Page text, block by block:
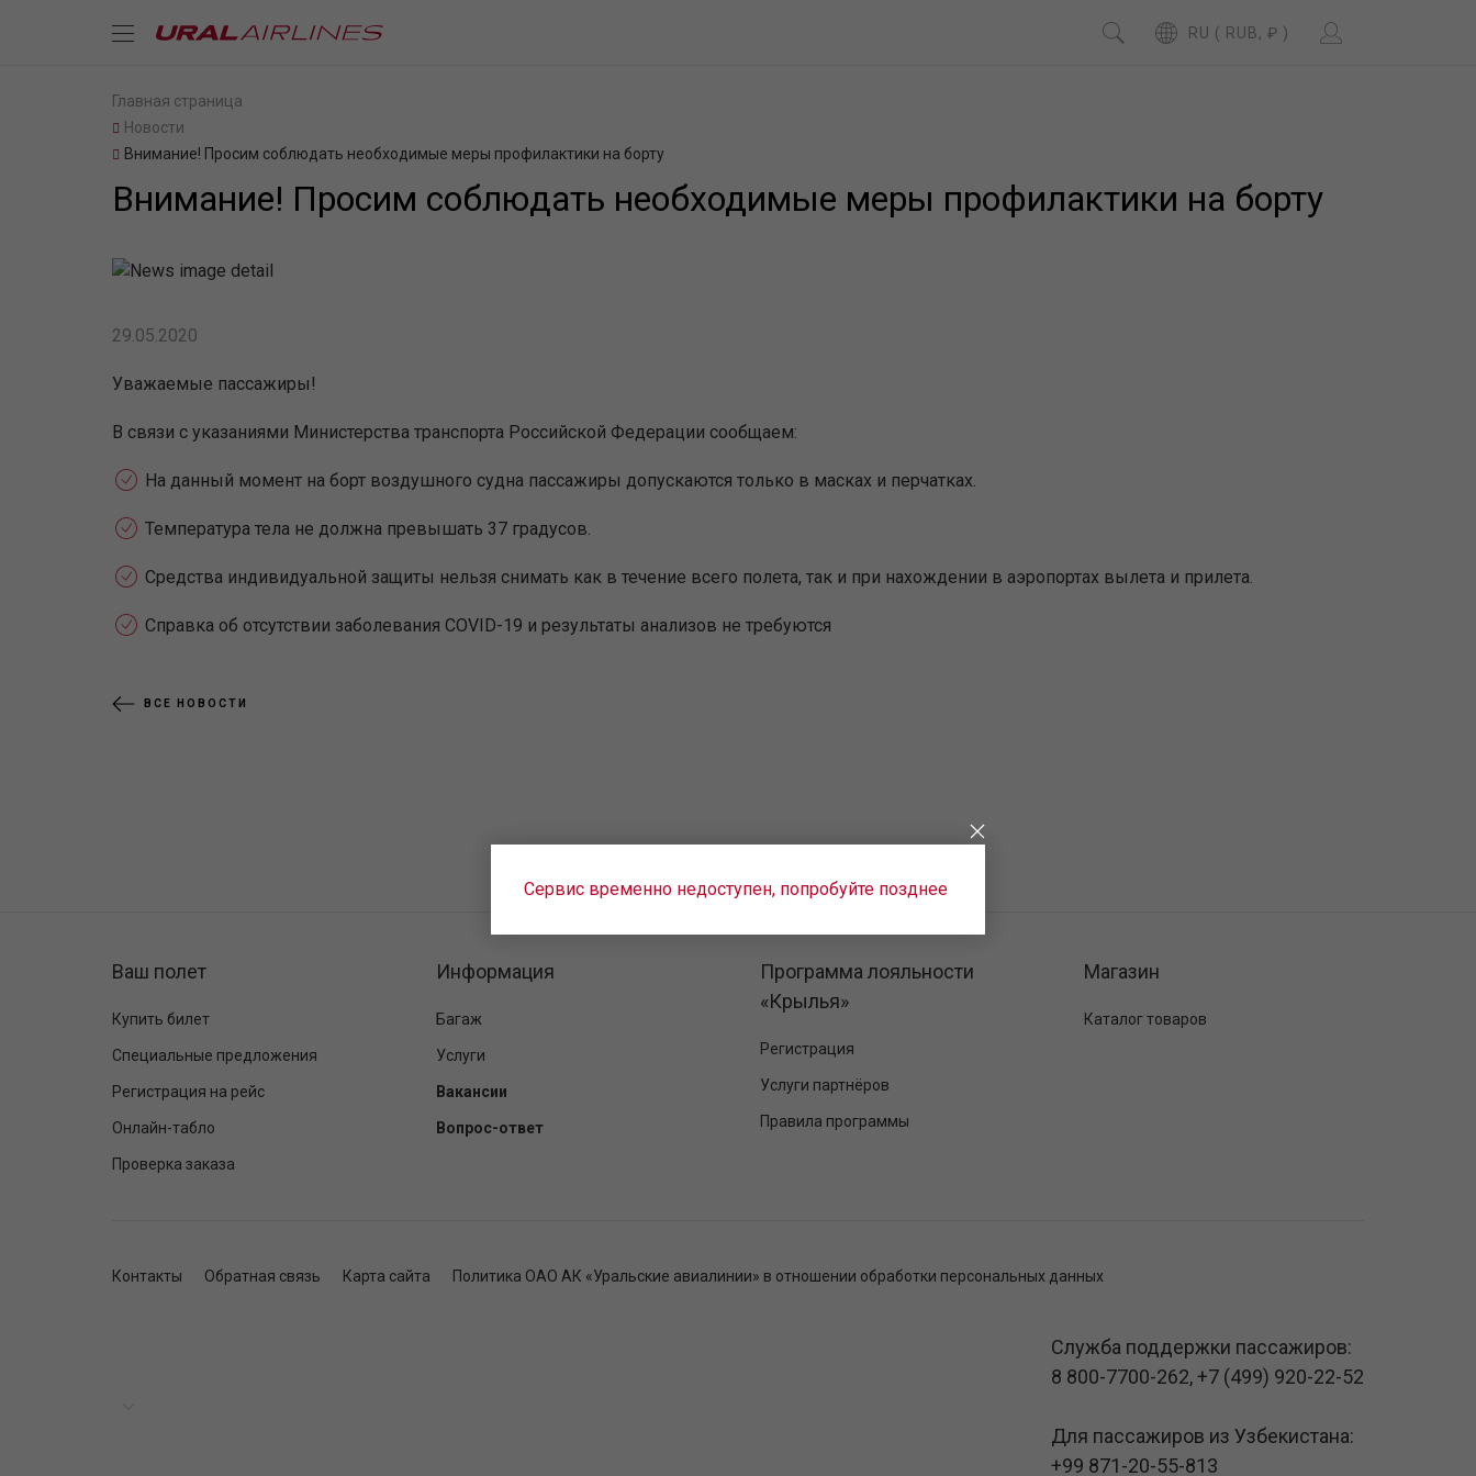
RU ( RUB, ₽ )
Главная страница
Новости
Внимание! Просим соблюдать необходимые меры профилактики на борту
Внимание! Просим соблюдать необходимые меры профилактики на борту
29.05.2020
Уважаемые пассажиры!
В связи с указаниями Министерства транспорта Российской Федерации сообщаем:
На данный момент на борт воздушного судна пассажиры допускаются только в масках и перчатках.
Температура тела не должна превышать 37 градусов.
Средства индивидуальной защиты нельзя снимать как в течение всего полета, так и при нахождении в аэропортах вылета и прилета.
Cправка об отсутствии заболевания COVID-19 и результаты анализов не требуются
ВСЕ НОВОСТИ
Сервис временно недоступен, попробуйте позднее
Ваш полет
Купить билет
Специальные предложения
Регистрация на рейс
Онлайн-табло
Проверка заказа
Информация
Багаж
Услуги
Вакансии
Вопрос-ответ
Программа лояльности
«Крылья»
Регистрация
Услуги партнёров
Правила программы
Магазин
Каталог товаров
Контакты Обратная связь Карта сайта Политика ОАО АК «Уральские авиалинии» в отношении обработки персональных данных
Служба поддержки пассажиров:
8 800-7700-262,+7 (499) 920-22-52
Для пассажиров из Узбекистана:
+99 871-20-55-813